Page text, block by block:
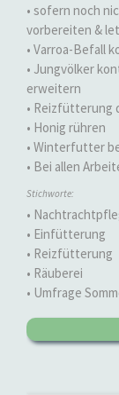
• sofern noch
vorbereiten &
• Varroa-Befall
• Jungvölker
erweitern
• Reizfütterung
• Honig rühren
• Winterfutter
• Bei allen
Stichworte:
•
• Einfütterung
• Reizfütterung
• Räuberei
• Umfrage